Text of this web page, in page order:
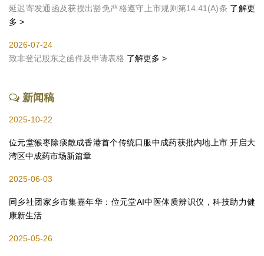
延迟寄发通函及获授出豁免严格遵守上市规则第14.41(A)条 了解更
多 >
2026-07-24
致非登记股东之函件及申请表格 了解更多 >
新闻稿
2025-10-22
位元堂猴枣除痰散成香港首个传统口服中成药获批内地上市 开启大
湾区中成药市场新篇章
2025-06-03
同乡社团家乡市集嘉年华：位元堂AI中医体质辨识仪，科技助力健
康新生活
2025-05-26